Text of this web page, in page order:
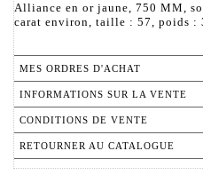
Alliance en or jaune, 750 MM,
carat environ, taille : 57, poids :
MES ORDRES D'ACHAT
INFORMATIONS SUR LA VENTE
CONDITIONS DE VENTE
RETOURNER AU CATALOGUE